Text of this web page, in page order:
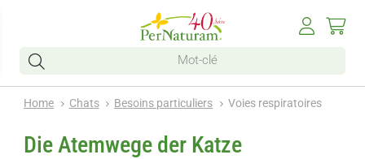
Home Chats Besoins particuliers Voies respiratoires
Die Atemwege der Katze